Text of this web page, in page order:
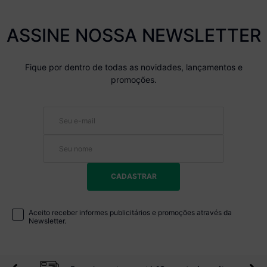
ASSINE NOSSA NEWSLETTER
Fique por dentro de todas as novidades, lançamentos e
promoções.
CADASTRAR
Aceito receber informes publicitários e promoções através da
Newsletter.